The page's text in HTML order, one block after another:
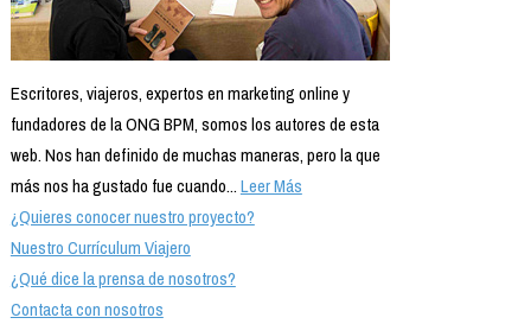
Escritores, viajeros, expertos en marketing online y
fundadores de la ONG BPM, somos los autores de esta
web. Nos han definido de muchas maneras, pero la que
más nos ha gustado fue cuando...Leer Más
¿Quieres conocer nuestro proyecto?
Nuestro Currículum Viajero
¿Qué dice la prensa de nosotros?
Contacta con nosotros